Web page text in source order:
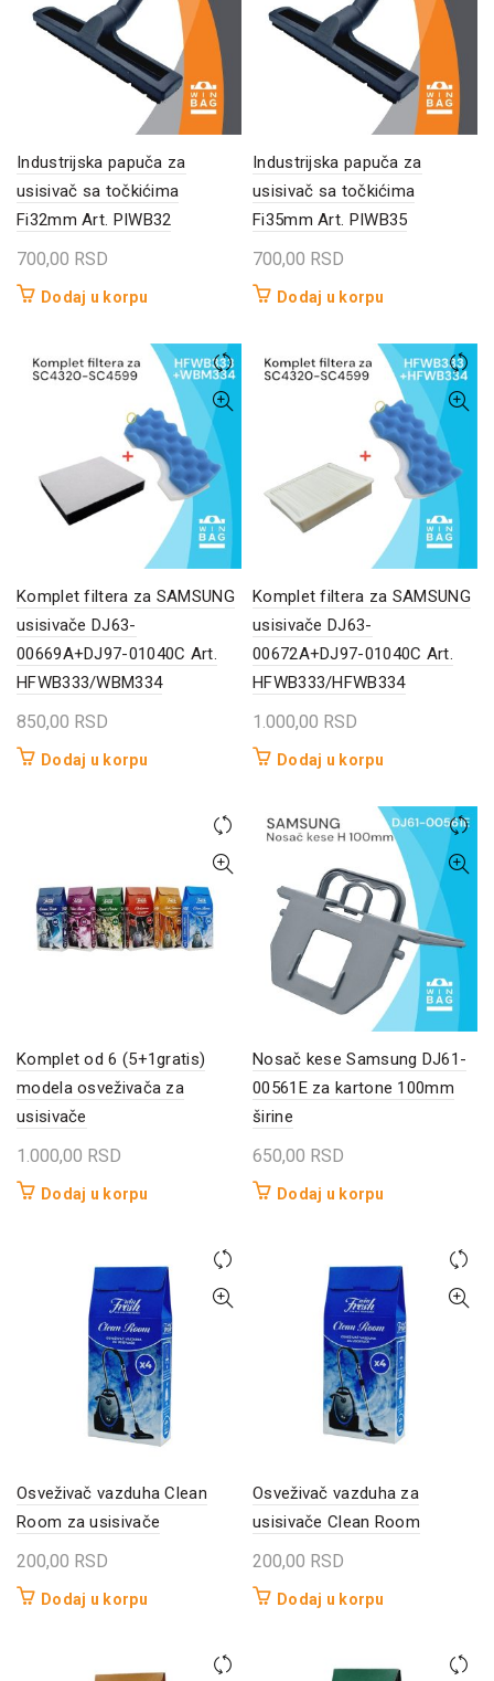
Industrijska papuča za
usisivač sa točkićima
Fi32mm Art. PIWB32
700,00 RSD
Dodaj u korpu
Industrijska papuča za
usisivač sa točkićima
Fi35mm Art. PIWB35
700,00 RSD
Dodaj u korpu
Komplet filtera za SAMSUNG
usisivače DJ63-
00669A+DJ97-01040C Art.
HFWB333/WBM334
850,00 RSD
Dodaj u korpu
Komplet filtera za SAMSUNG
usisivače DJ63-
00672A+DJ97-01040C Art.
HFWB333/HFWB334
1.000,00 RSD
Dodaj u korpu
Komplet od 6 (5+1gratis)
modela osveživača za
usisivače
1.000,00 RSD
Dodaj u korpu
Nosač kese Samsung DJ61-
00561E za kartone 100mm
širine
650,00 RSD
Dodaj u korpu
Osveživač vazduha Clean
Room za usisivače
200,00 RSD
Dodaj u korpu
Osveživač vazduha za
usisivače Clean Room
200,00 RSD
Dodaj u korpu